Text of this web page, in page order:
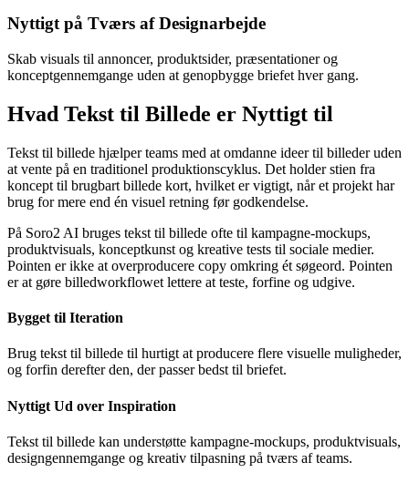
Nyttigt på Tværs af Designarbejde
Skab visuals til annoncer, produktsider, præsentationer og
konceptgennemgange uden at genopbygge briefet hver gang.
Hvad Tekst til Billede er Nyttigt til
Tekst til billede hjælper teams med at omdanne ideer til billeder uden
at vente på en traditionel produktionscyklus. Det holder stien fra
koncept til brugbart billede kort, hvilket er vigtigt, når et projekt har
brug for mere end én visuel retning før godkendelse.
På Soro2 AI bruges tekst til billede ofte til kampagne-mockups,
produktvisuals, konceptkunst og kreative tests til sociale medier.
Pointen er ikke at overproducere copy omkring ét søgeord. Pointen
er at gøre billedworkflowet lettere at teste, forfine og udgive.
Bygget til Iteration
Brug tekst til billede til hurtigt at producere flere visuelle muligheder,
og forfin derefter den, der passer bedst til briefet.
Nyttigt Ud over Inspiration
Tekst til billede kan understøtte kampagne-mockups, produktvisuals,
designgennemgange og kreativ tilpasning på tværs af teams.